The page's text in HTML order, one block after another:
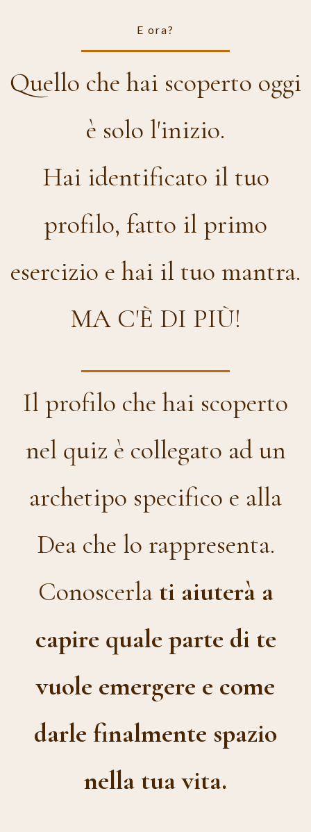
E ora?
Quello che hai scoperto oggi
è solo l'inizio.
Hai identificato il tuo
profilo, fatto il primo
esercizio e hai il tuo mantra.
MA C'È DI PIÙ!
Il profilo che hai scoperto
nel quiz è collegato ad un
archetipo specifico e alla
Dea che lo rappresenta.
Conoscerla ti aiuterà a
capire quale parte di te
vuole emergere e come
darle finalmente spazio
nella tua vita.